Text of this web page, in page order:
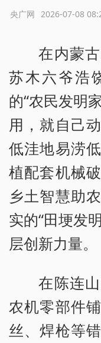
2026-07-08
央广网
在内蒙
苏木六爷浩
的“农民发明
用，就自己
低洼地易涝
植配套机械
乡土智慧助
实的“田埂发
层创新力量。
在陈连
农机零部件
丝、焊枪等